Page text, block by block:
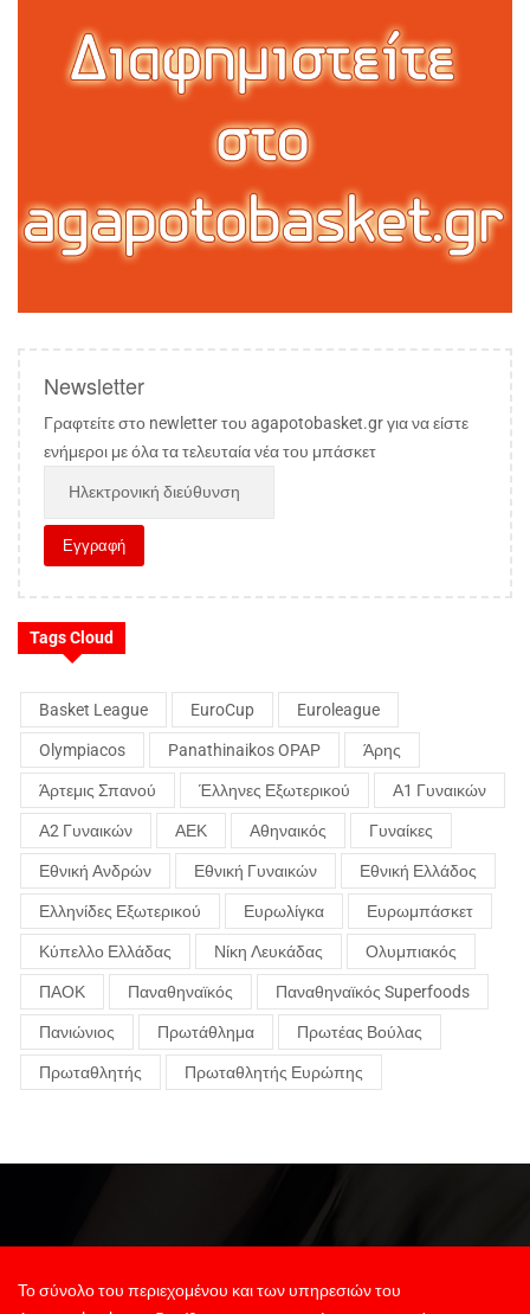
Newsletter
Γραφτείτε στο newletter του agapotobasket.gr για να είστε
ενήμεροι με όλα τα τελευταία νέα του μπάσκετ
Tags Cloud
Basket League EuroCup Euroleague
Olympiacos Panathinaikos OPAP Άρης
Άρτεμις Σπανού Έλληνες Εξωτερικού Α1 Γυναικών
Α2 Γυναικών ΑΕΚ Αθηναικός Γυναίκες
Εθνική Ανδρών Εθνική Γυναικών Εθνική Ελλάδος
Ελληνίδες Εξωτερικού Ευρωλίγκα Ευρωμπάσκετ
Κύπελλο Ελλάδας Νίκη Λευκάδας Ολυμπιακός
ΠΑΟΚ Παναθηναϊκός Παναθηναϊκός Superfoods
Πανιώνιος Πρωτάθλημα Πρωτέας Βούλας
Πρωταθλητής Πρωταθλητής Ευρώπης
Το σύνολο του περιεχομένου και των υπηρεσιών του